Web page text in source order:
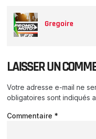
Gregoire
LAISSER UN
Votre adresse e-mail ne
obligatoires sont indiqués
Commentaire *